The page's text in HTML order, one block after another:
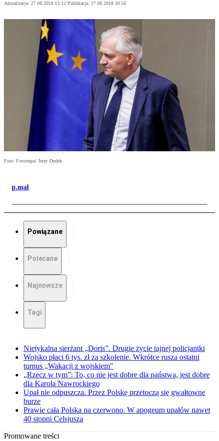
Aktualizacja: 27.08.2018 13:12 Publikacja: 27.08.2018 10:56
Foto: Fotorzepa/ Jerzy Dudek
p.mal
Powiązane
Polecane
Najnowsze
Tagi
Nietykalna sierżant „Doris”. Drugie życie tajnej policjantki
Wojsko płaci 6 tys. zł za szkolenie. Wkrótce rusza ostatni
turnus „Wakacji z wojskiem"
„Rzecz w tym”: To, co nie jest dobre dla państwa, jest dobre
dla Karola Nawrockiego
Upał nie odpuszcza. Przez Polskę przetoczą się gwałtowne
burze
Prawie cała Polska na czerwono. W apogeum upałów nawet
40 stopni Celsjusza
Promowane treści